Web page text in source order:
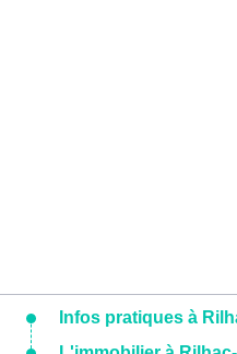
Infos pratiques à